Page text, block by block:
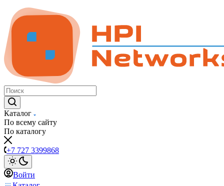
Каталог
По всему сайту
По каталогу
+7 727 3399868
Войти